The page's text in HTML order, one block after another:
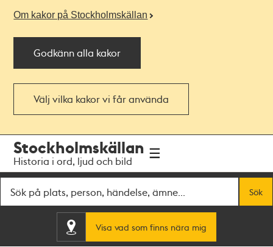
Om kakor på Stockholmskällan
Godkänn alla kakor
Välj vilka kakor vi får använda
navigationen
huvudinnehållet
Stockholmskällan
Historia i ord, ljud och bild
Sök
Visa vad som finns nära mig